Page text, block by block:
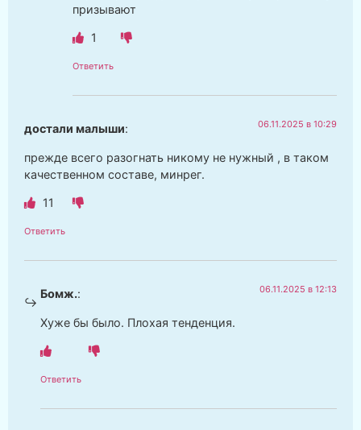
призывают
1
Ответить
достали малыши: 06.11.2025 в 10:29
прежде всего разогнать никому не нужный , в таком
качественном составе, минрег.
11
Ответить
Бомж.: 06.11.2025 в 12:13
Хуже бы было. Плохая тенденция.
Ответить